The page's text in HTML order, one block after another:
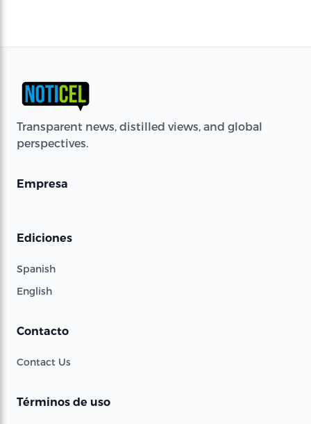
Transparent news, distilled views, and global
perspectives.
Empresa
Ediciones
Spanish
English
Contacto
Contact Us
Términos de uso